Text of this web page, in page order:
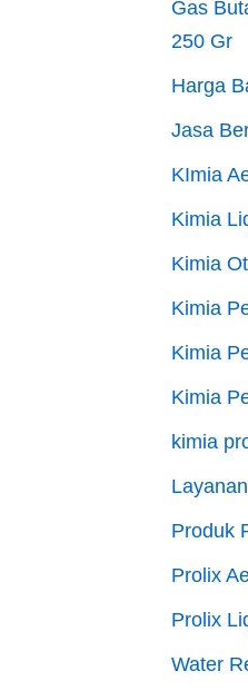
Gas
250 Gr
Harga
Jasa
KImia
Kimia
Kimia
Kimia
Kimia
Kimia
kimia
Layanan
Produk
Prolix
Prolix
Water